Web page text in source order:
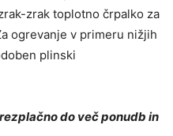
zrak toplotno črpalko za
ogrevanje v primeru nižjih
plinski
do več ponudb in